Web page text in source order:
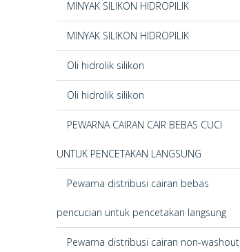
MINYAK SILIKON HIDROPILIK
MINYAK SILIKON HIDROPILIK
Oli hidrolik silikon
Oli hidrolik silikon
PEWARNA CAIRAN CAIR BEBAS CUCI
UNTUK PENCETAKAN LANGSUNG
Pewarna distribusi cairan bebas
pencucian untuk pencetakan langsung
Pewarna distribusi cairan non-washout